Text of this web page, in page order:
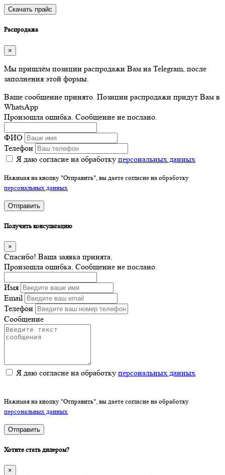
Скачать прайс
Распродажа
×
Мы пришлём позиции распродажи Вам на Telegram, после
заполнения этой формы.
Ваше сообщение принято. Позиции распродажи придут Вам в
WhatsApp
Произошла ошибка. Сообщение не послано.
ФИО
Телефон
Я даю согласие на обработку персональных данных
Нажимая на кнопку "Отправить", вы даете согласие на обработку
персональных данных
Отправить
Получить консультацию
×
Спасибо! Ваша заявка принята.
Произошла ошибка. Сообщение не послано.
Имя
Email
Телефон
Сообщение
Я даю согласие на обработку персональных данных
Нажимая на кнопку "Отправить", вы даете согласие на обработку
персональных данных
Отправить
Хотите стать дилером?
×